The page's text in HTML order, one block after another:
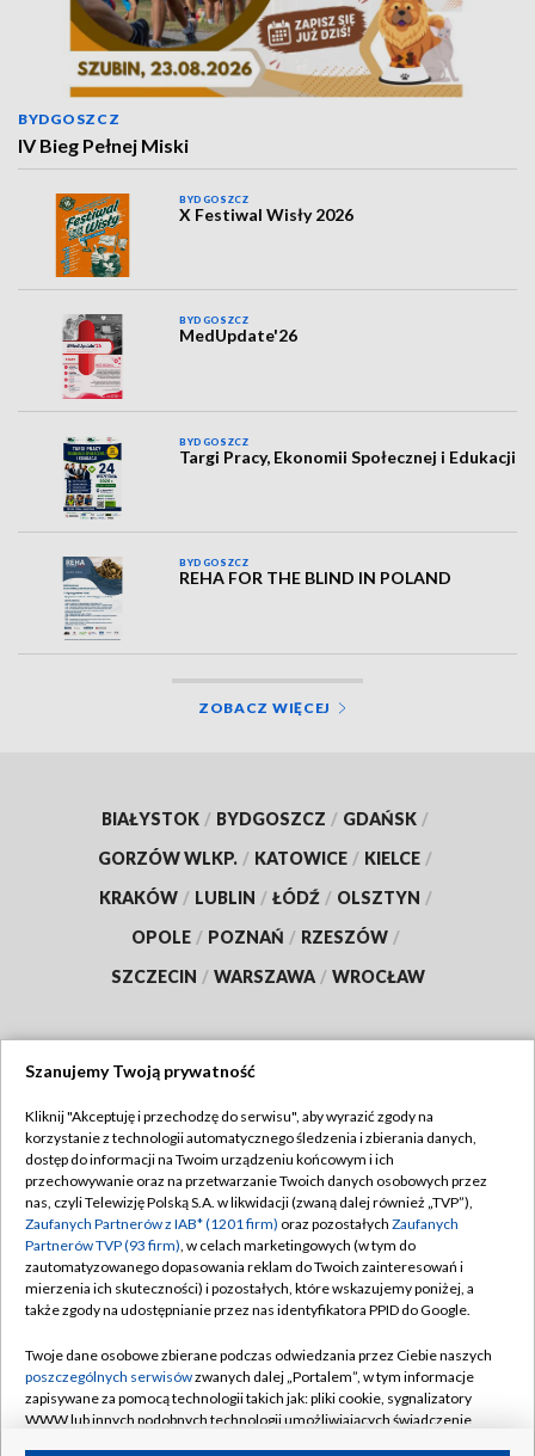
BYDGOSZCZ
IV Bieg Pełnej Miski
BYDGOSZCZ
X Festiwal Wisły 2026
BYDGOSZCZ
MedUpdate'26
BYDGOSZCZ
Targi Pracy, Ekonomii Społecznej i Edukacji
BYDGOSZCZ
REHA FOR THE BLIND IN POLAND
ZOBACZ WIĘCEJ
BIAŁYSTOK / BYDGOSZCZ / GDAŃSK /
GORZÓW WLKP. / KATOWICE / KIELCE /
KRAKÓW / LUBLIN / ŁÓDŹ / OLSZTYN /
OPOLE / POZNAŃ / RZESZÓW /
SZCZECIN / WARSZAWA / WROCŁAW
TVP
Abonament TVP
Emisja w TVP
Centrum informacji TVP
Naziemna Telewizja Cyfrowa
Rada Programowa
System NOS
Informacje o nadawcy
Regulamin TVP
Polityka prywatności
Moje zgody
Pomoc
Kontakt
Szanujemy Twoją prywatność
Kliknij "Akceptuję i przechodzę do serwisu", aby wyrazić zgody na
korzystanie z technologii automatycznego śledzenia i zbierania danych,
dostęp do informacji na Twoim urządzeniu końcowym i ich
przechowywanie oraz na przetwarzanie Twoich danych osobowych przez
nas, czyli Telewizję Polską S.A. w likwidacji (zwaną dalej również „TVP”),
Zaufanych Partnerów z IAB* (1201 firm) oraz pozostałych Zaufanych
Partnerów TVP (93 firm), w celach marketingowych (w tym do
zautomatyzowanego dopasowania reklam do Twoich zainteresowań i
mierzenia ich skuteczności) i pozostałych, które wskazujemy poniżej, a
także zgody na udostępnianie przez nas identyfikatora PPID do Google.
Twoje dane osobowe zbierane podczas odwiedzania przez Ciebie naszych
poszczególnych serwisówzwanych dalej „Portalem”, w tym informacje
zapisywane za pomocą technologii takich jak: pliki cookie, sygnalizatory
WWW lub innych podobnych technologii umożliwiających świadczenie